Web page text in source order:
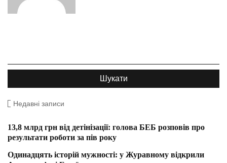
Недавні записи
13,8 млрд грн від детінізації: голова БЕБ розповів про
результати роботи за пів року
Одинадцять історій мужності: у Журавному відкрили